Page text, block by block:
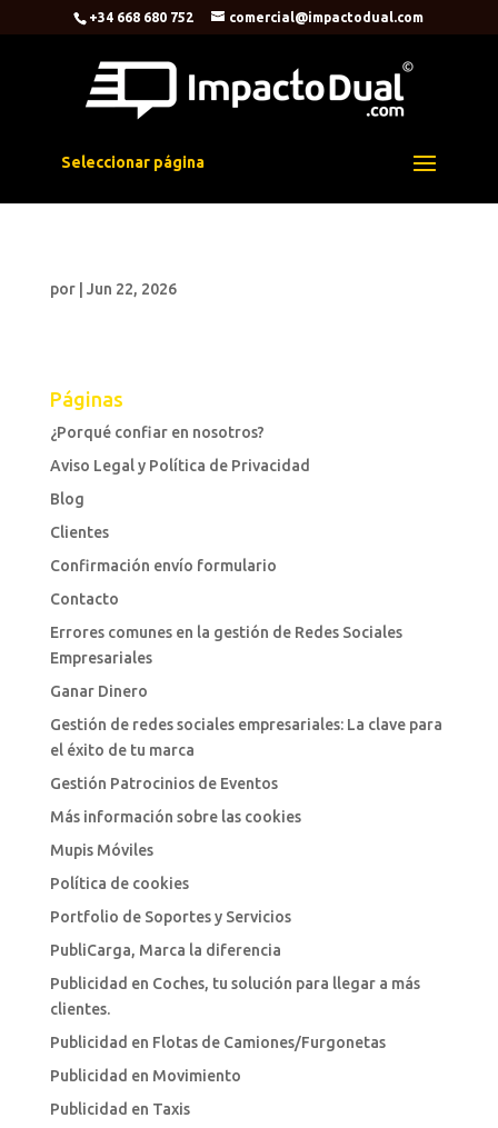
+34 668 680 752 comercial@impactodual.com
Seleccionar página
por Jun 22, 2026
Páginas
¿Porqué confiar en nosotros?
Aviso Legal y Política de Privacidad
Blog
Clientes
Confirmación envío formulario
Contacto
Errores comunes en la gestión de Redes Sociales
Empresariales
Ganar Dinero
Gestión de redes sociales empresariales: La clave para
el éxito de tu marca
Gestión Patrocinios de Eventos
Más información sobre las cookies
Mupis Móviles
Política de cookies
Portfolio de Soportes y Servicios
PubliCarga, Marca la diferencia
Publicidad en Coches, tu solución para llegar a más
clientes.
Publicidad en Flotas de Camiones/Furgonetas
Publicidad en Movimiento
Publicidad en Taxis